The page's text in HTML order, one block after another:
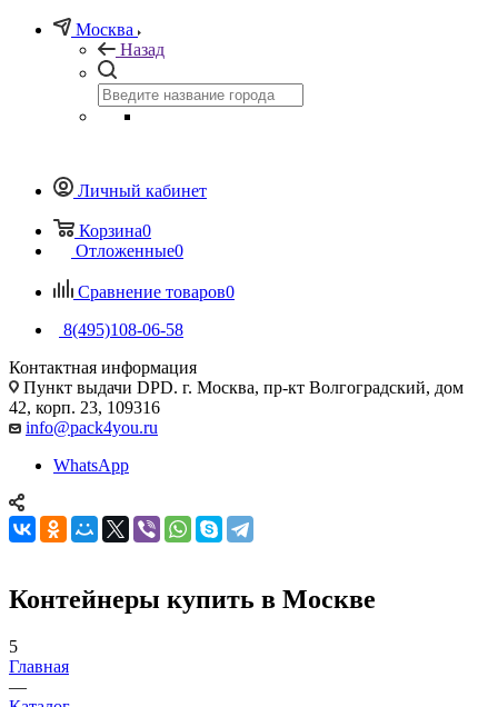
Москва
Назад
Личный кабинет
Корзина0
Отложенные0
Сравнение товаров0
8(495)108-06-58
Контактная информация
Пункт выдачи DPD. г. Москва, пр-кт Волгоградский, дом
42, корп. 23, 109316
info@pack4you.ru
WhatsApp
Контейнеры купить в Москве
5
Главная
—